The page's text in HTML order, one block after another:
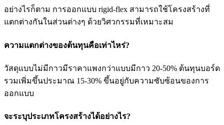
อย่างไรก็ตาม การออกแบบ rigid-flex สามารถใช้โครงสร้างที่
แตกต่างกันในส่วนต่างๆ ด้วยวิศวกรรมที่เหมาะสม
ความแตกต่างของต้นทุนคือเท่าไหร่?
วัสดุแบบไม่มีกาวมีราคาแพงกว่าแบบมีกาว 20-50% ต้นทุนบอร์ด
รวมเพิ่มขึ้นประมาณ 15-30% ขึ้นอยู่กับความซับซ้อนของการ
ออกแบบ
จะระบุประเภทโครงสร้างได้อย่างไร?